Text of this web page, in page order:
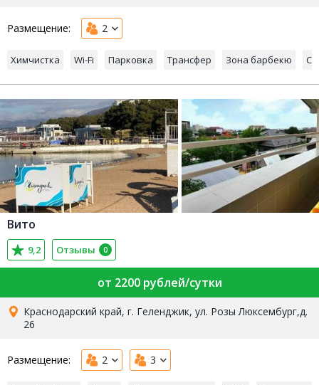
Размещение: 2
Химчистка Wi-Fi Парковка Трансфер Зона барбекю
Вито
9,2 Отзывы 0
от 2200 рублей/сутки
Краснодарский край, г. Геленджик, ул. Розы Люксембург,д.
26
Размещение: 2 3